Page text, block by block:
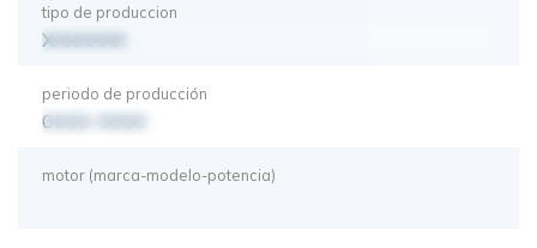
tipo de produccion
XXXXXXX
periodo de producción
0000-0000
motor (marca-modelo-potencia)